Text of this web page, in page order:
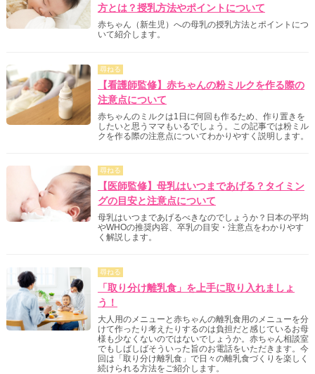
方とは？授乳方法やポイントについて
赤ちゃん（新生児）への母乳の授乳方法とポイントにつ
いて紹介します。
尋ねる
【看護師監修】赤ちゃんの粉ミルクを作る際の
注意点について
赤ちゃんのミルクは1日に何回も作るため、作り置きを
したいと思うママもいるでしょう。この記事では粉ミル
クを作る際の注意点についてわかりやすく説明します。
尋ねる
【医師監修】母乳はいつまであげる？タイミン
グの目安と注意点について
母乳はいつまであげるべきなのでしょうか？日本の平均
やWHOの推奨内容、卒乳の目安・注意点をわかりやす
く解説します。
尋ねる
「取り分け離乳食」を上手に取り入れましょ
う！
大人用のメニューと赤ちゃんの離乳食用のメニューを分
けて作ったり考えたりするのは負担だと感じているお母
様も少なくないのではないでしょうか。赤ちゃん相談室
でもしばしばそういった旨のお電話をいただきます。今
回は「取り分け離乳食」で日々の離乳食づくりを楽しく
続けられる方法をご紹介します。